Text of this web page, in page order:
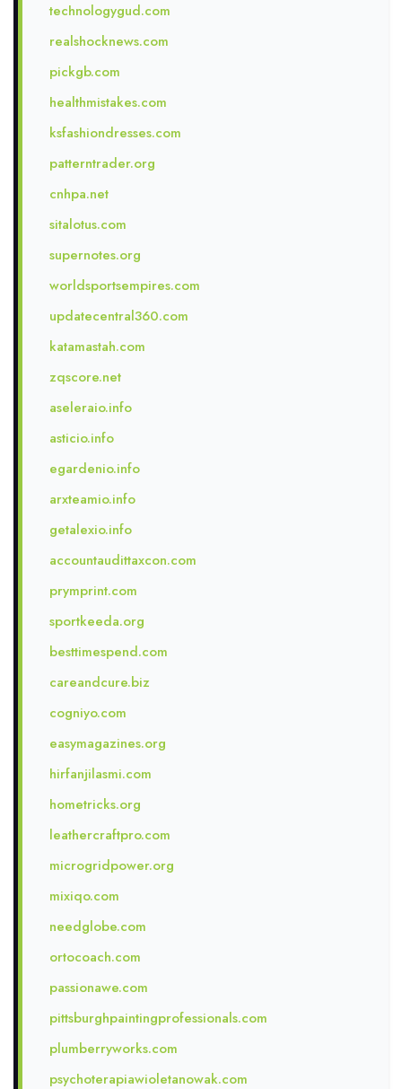
technologygud.com
realshocknews.com
pickgb.com
healthmistakes.com
ksfashiondresses.com
patterntrader.org
cnhpa.net
sitalotus.com
supernotes.org
worldsportsempires.com
updatecentral360.com
katamastah.com
zqscore.net
aseleraio.info
asticio.info
egardenio.info
arxteamio.info
getalexio.info
accountaudittaxcon.com
prymprint.com
sportkeeda.org
besttimespend.com
careandcure.biz
cogniyo.com
easymagazines.org
hirfanjilasmi.com
hometricks.org
leathercraftpro.com
microgridpower.org
mixiqo.com
needglobe.com
ortocoach.com
passionawe.com
pittsburghpaintingprofessionals.com
plumberryworks.com
psychoterapiawioletanowak.com